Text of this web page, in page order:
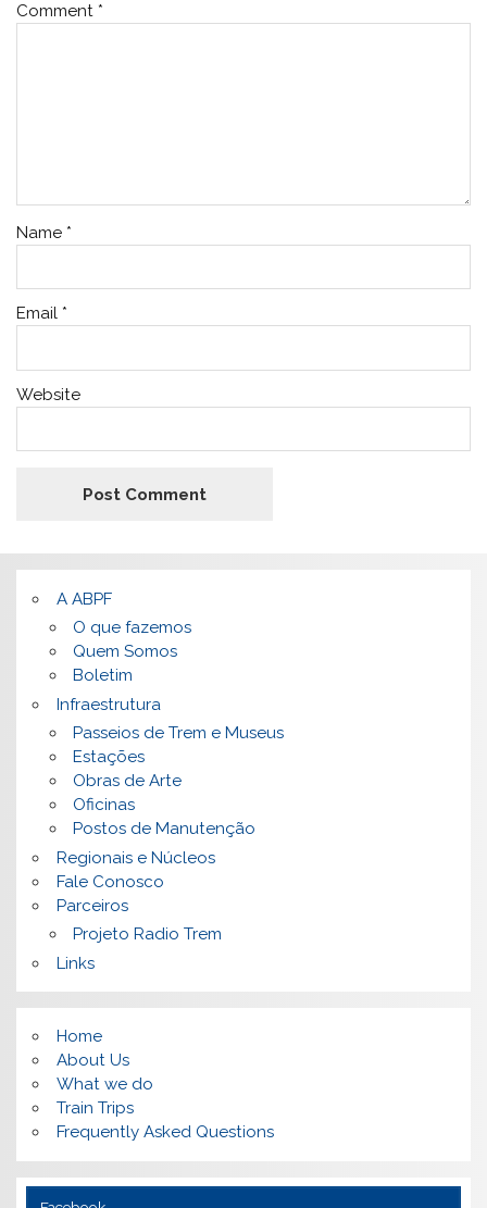
Comment *
Name *
Email *
Website
A ABPF
O que fazemos
Quem Somos
Boletim
Infraestrutura
Passeios de Trem e Museus
Estações
Obras de Arte
Oficinas
Postos de Manutenção
Regionais e Núcleos
Fale Conosco
Parceiros
Projeto Radio Trem
Links
Home
About Us
What we do
Train Trips
Frequently Asked Questions